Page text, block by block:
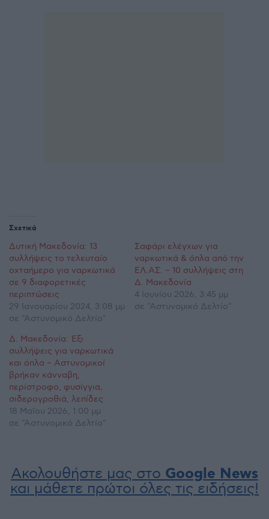
Σχετικά
Δυτική Μακεδονία: 13
συλλήψεις το τελευταίο
οχταήμερο για ναρκωτικά
σε 9 διαφορετικές
περιπτώσεις
29 Ιανουαρίου 2024, 3:08 μμ
σε "Αστυνομικό Δελτίο"
Σαφάρι ελέγχων για
ναρκωτικά & όπλα από την
ΕΛ.ΑΣ. – 10 συλλήψεις στη
Δ. Μακεδονία
4 Ιουνίου 2026, 3:45 μμ
σε "Αστυνομικό Δελτίο"
Δ. Μακεδονία: Έξι
συλλήψεις για ναρκωτικά
και όπλα – Αστυνομικοί
βρήκαν κάνναβη,
περίστροφο, φυσίγγια,
σιδερογροθιά, λεπίδες
18 Μαΐου 2026, 1:00 μμ
σε "Αστυνομικό Δελτίο"
Ακολουθήστε μας στο Google News
και μάθετε πρώτοι όλες τις ειδήσεις!